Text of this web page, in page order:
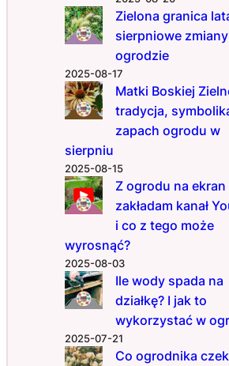
s
n
ą
c
o
z
y
m
z
o
ć
?
Zielona granica
sierpniowe
ogrodzie
2025-08-17
Matki Boskiej
tradycja,
zapach ogrodu w
sierpniu
2025-08-15
Z ogrodu na ekran
zakładam kanał
i co z tego może
wyrosnąć?
2025-08-03
Ile wody spada na
działkę? I jak to
wykorzystać w
2025-07-21
Co ogrodnika